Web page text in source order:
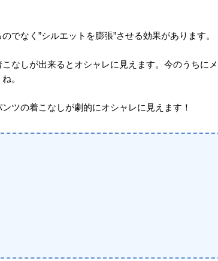
でなく”シルエットを膨張”させる効果があります。
なしが出来るとオシャレに見えます。今のうちにメ
。
ツの着こなしが劇的にオシャレに見えます！